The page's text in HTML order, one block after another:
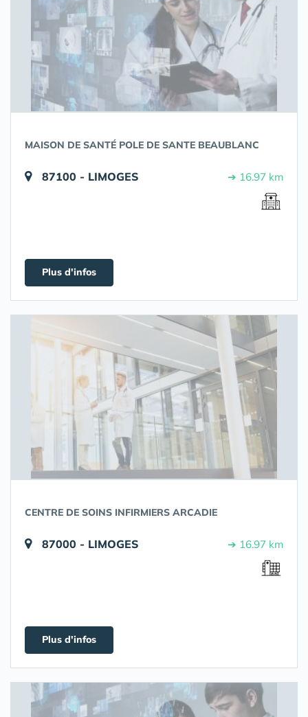
MAISON DE SANTÉ POLE DE SANTE BEAUBLANC
87100 - LIMOGES ➔ 16.97 km
Plus d'infos
CENTRE DE SOINS INFIRMIERS ARCADIE
87000 - LIMOGES ➔ 16.97 km
Plus d'infos